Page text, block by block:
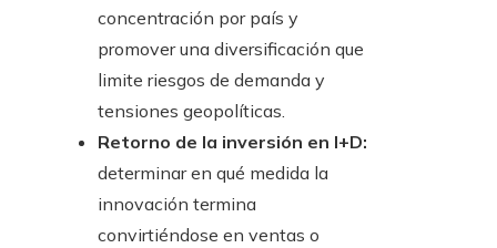
concentración por país y
promover una diversificación que
limite riesgos de demanda y
tensiones geopolíticas.
Retorno de la inversión en I+D:
determinar en qué medida la
innovación termina
convirtiéndose en ventas o